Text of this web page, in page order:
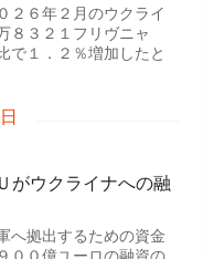
２６年２月のウクライ
８３２１フリヴニャ
で１．２％増加したと
がウクライナへの融
へ拠出するための資金